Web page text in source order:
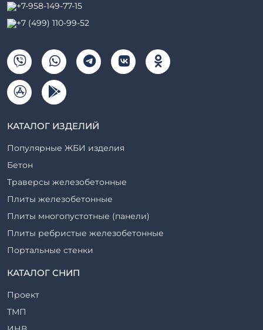
+7-958-149-77-15
+7 (499) 110-99-52
КАТАЛОГ ИЗДЕЛИЙ
Популярные ЖБИ изделия
Бетон
Траверсы железобетонные
Плиты железобетонные
Плиты многопустотные (панели)
Плиты ребристые железобетонные
Портальные стенки
Прогоны железобетонные
Ригели железобетонные
Сваи железобетонные
КАТАЛОГ СНИП
Проект
ТМП